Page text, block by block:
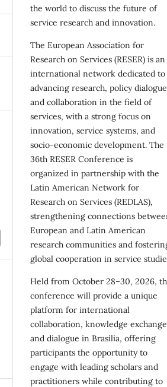
the world to discuss the future of
service research and innovation.
The European Association for
Research on Services (RESER) is an
international network dedicated to
advancing research, policy
and collaboration in the field of
services, with a strong focus on
innovation, service systems, and
socio-economic development. The
36th RESER Conference is
organized in partnership with the
Latin American Network for
Research on Services (REDLAS),
strengthening connections
European and Latin American
research communities and
global cooperation in service
Held from October 28–30, 2026,
conference will provide a unique
platform for international
collaboration, knowledge
and dialogue in Brasília, offering
participants the opportunity to
engage with leading scholars and
practitioners while contributing to